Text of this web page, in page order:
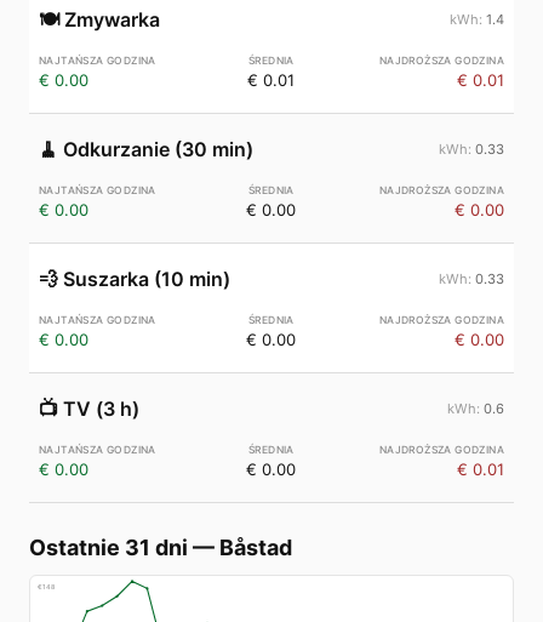
🍽️ Zmywarka 1.4
€ 0.00 € 0.01 € 0.01
🧹 Odkurzanie (30 min) 0.33
€ 0.00 € 0.00 € 0.00
💨 Suszarka (10 min) 0.33
€ 0.00 € 0.00 € 0.00
📺 TV (3 h) 0.6
€ 0.00 € 0.00 € 0.01
Ostatnie 31 dni — Båstad
€148